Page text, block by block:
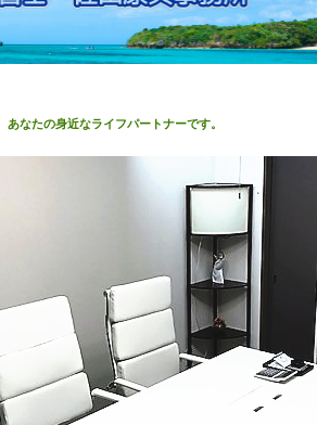
なたの身近なライフパートナーです。